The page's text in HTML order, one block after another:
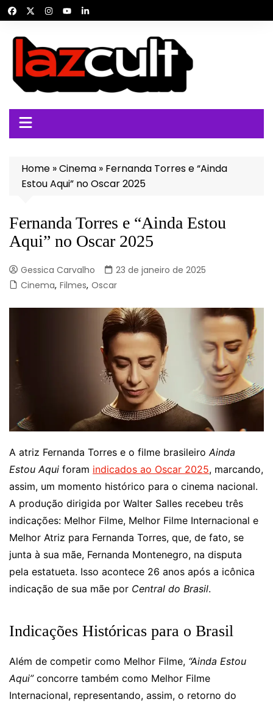
para
conteúdo
Home »Cinema » Fernanda Torres e “Ainda
Estou Aqui” no Oscar 2025
Fernanda Torres e “Ainda Estou
Aqui” no Oscar 2025
Gessica Carvalho
23 de janeiro de 2025
Cinema, Filmes, Oscar
A atriz Fernanda Torres e o filme brasileiro Ainda
Estou Aqui foram indicados ao Oscar 2025, marcando,
assim, um momento histórico para o cinema nacional.
A produção dirigida por Walter Salles recebeu três
indicações: Melhor Filme, Melhor Filme Internacional e
Melhor Atriz para Fernanda Torres, que, de fato, se
junta à sua mãe, Fernanda Montenegro, na disputa
pela estatueta. Isso acontece 26 anos após a icônica
indicação de sua mãe por Central do Brasil.
Indicações Históricas para o Brasil
Além de competir como Melhor Filme, “Ainda Estou
Aqui”concorre também como Melhor Filme
Internacional, representando, assim, o retorno do